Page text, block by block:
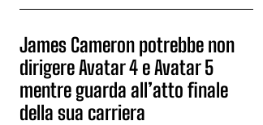
James Cameron potrebbe non
dirigere Avatar 4 e Avatar 5
mentre guarda all’atto finale
della sua carriera